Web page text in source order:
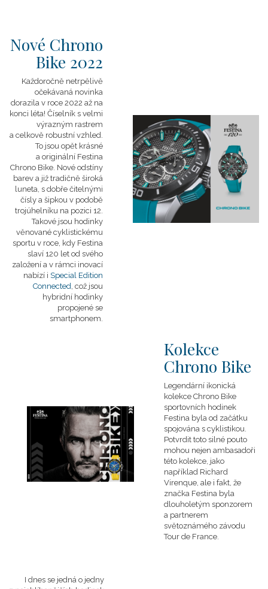
Nové Chrono
Bike 2022
Každoročně netrpělivě
očekávaná novinka
dorazila v roce 2022 až na
konci léta! Číselník s velmi
výrazným rastrem
a celkově robustní vzhled.
To jsou opět krásné
a originální Festina
Chrono Bike. Nové odstíny
barev a již tradičně široká
luneta, s dobře čitelnými
čísly a šipkou v podobě
trojúhelníku na pozici 12.
Takové jsou hodinky
věnované cyklistickému
sportu v roce, kdy Festina
slaví 120 let od svého
založení a v rámci inovací
nabízí i Special Edition
Connected , což jsou
hybridní hodinky
propojené se
smartphonem.
Kolekce
Chrono Bike
Legendární ikonická
kolekce Chrono Bike
sportovních hodinek
Festina byla od začátku
spojována s cyklistikou.
Potvrdit toto silné pouto
mohou nejen ambasadoři
této kolekce, jako
například Richard
Virenque, ale i fakt, že
značka Festina byla
dlouholetým sponzorem
a partnerem
světoznámého závodu
Tour de France.
I dnes se jedná o jedny